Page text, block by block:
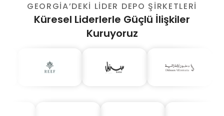
GEORGIA’DEKI LIDER DEPO ŞIRKETLERI
Küresel Liderlerle Güçlü İlişkiler
Kuruyoruz